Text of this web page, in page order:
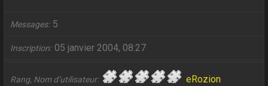
Messages 5
Inscription 05 janvier 2004, 08:27
Rang, Nom d’utilisateur eRozion